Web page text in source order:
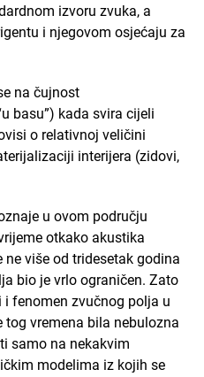
izvoru zvuka, a
i njegovom osjećaju za
na čujnost
basu”) kada svira cijeli
o relativnoj veličini
interijera (zidovi,
u ovom području
otkako akustika
više od tridesetak godina
bio je vrlo ograničen. Zato
fenomen zvučnog polja u
tog vremena bila nebulozna
samo na nekakvim
modelima iz kojih se